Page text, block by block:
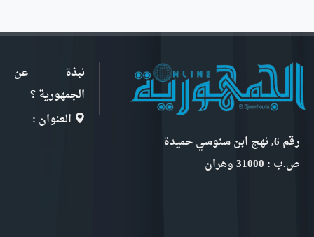
نبذة عن
الجمهورية ؟
العنوان :
رقم 6, نهج ابن سنوسي حميدة
ص.ب : 31000 وهران